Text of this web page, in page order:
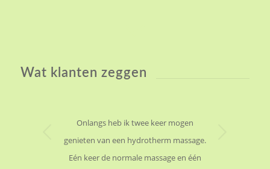
Wat klanten zeggen
Onlangs heb ik twee keer mogen
genieten van een hydrotherm massage.
Eén keer de normale massage en één
Volgende